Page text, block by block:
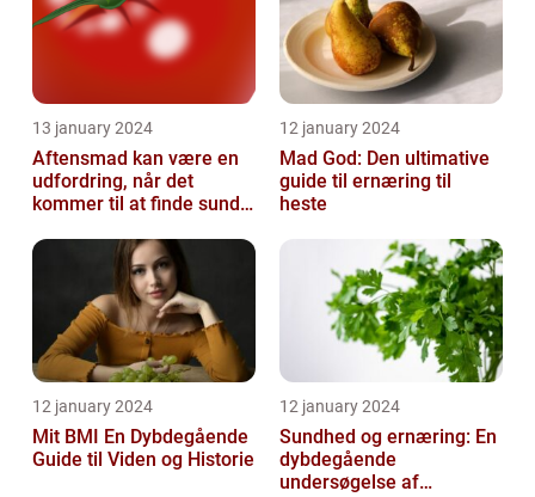
13 january 2024
Aftensmad kan være en
udfordring, når det
kommer til at finde sunde
samtidi...
12 january 2024
Mad God: Den ultimative
guide til ernæring til
heste
12 january 2024
Mit BMI En Dybdegående
Guide til Viden og Historie
12 january 2024
Sundhed og ernæring: En
dybdegående
undersøgelse af